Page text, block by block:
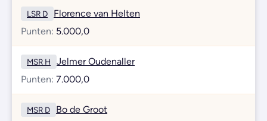
LSR D
Florence van Helten
Punten: 5.000,0
MSR H
Jelmer Oudenaller
Punten: 7.000,0
MSR D
Bo de Groot